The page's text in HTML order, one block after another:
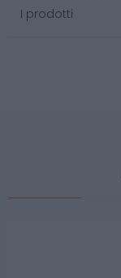
I prodotti